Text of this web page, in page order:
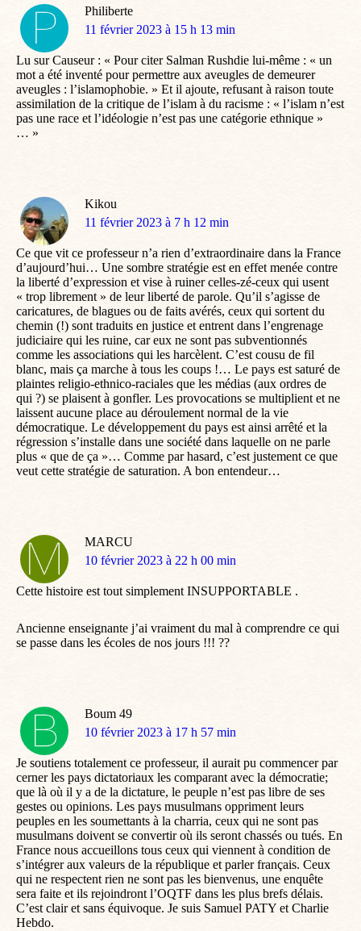
Philiberte
dit
11 février 2023 à 15 h 13 min
Lu sur Causeur : « Pour citer Salman Rushdie lui-même : « un
mot a été inventé pour permettre aux aveugles de demeurer
aveugles : l’islamophobie. » Et il ajoute, refusant à raison toute
assimilation de la critique de l’islam à du racisme : « l’islam n’est
pas une race et l’idéologie n’est pas une catégorie ethnique »
… »
Kikou
dit
11 février 2023 à 7 h 12 min
Ce que vit ce professeur n’a rien d’extraordinaire dans la France
d’aujourd’hui… Une sombre stratégie est en effet menée contre
la liberté d’expression et vise à ruiner celles-zé-ceux qui usent
« trop librement » de leur liberté de parole. Qu’il s’agisse de
caricatures, de blagues ou de faits avérés, ceux qui sortent du
chemin (!) sont traduits en justice et entrent dans l’engrenage
judiciaire qui les ruine, car eux ne sont pas subventionnés
comme les associations qui les harcèlent. C’est cousu de fil
blanc, mais ça marche à tous les coups !… Le pays est saturé de
plaintes religio-ethnico-raciales que les médias (aux ordres de
qui ?) se plaisent à gonfler. Les provocations se multiplient et ne
laissent aucune place au déroulement normal de la vie
démocratique. Le développement du pays est ainsi arrêté et la
régression s’installe dans une société dans laquelle on ne parle
plus « que de ça »… Comme par hasard, c’est justement ce que
veut cette stratégie de saturation. A bon entendeur…
MARCU
dit
10 février 2023 à 22 h 00 min
Cette histoire est tout simplement INSUPPORTABLE .
Ancienne enseignante j’ai vraiment du mal à comprendre ce qui
se passe dans les écoles de nos jours !!! ??
Boum 49
dit
10 février 2023 à 17 h 57 min
Je soutiens totalement ce professeur, il aurait pu commencer par
cerner les pays dictatoriaux les comparant avec la démocratie;
que là où il y a de la dictature, le peuple n’est pas libre de ses
gestes ou opinions. Les pays musulmans oppriment leurs
peuples en les soumettants à la charria, ceux qui ne sont pas
musulmans doivent se convertir où ils seront chassés ou tués. En
France nous accueillons tous ceux qui viennent à condition de
s’intégrer aux valeurs de la république et parler français. Ceux
qui ne respectent rien ne sont pas les bienvenus, une enquête
sera faite et ils rejoindront l’OQTF dans les plus brefs délais.
C’est clair et sans équivoque. Je suis Samuel PATY et Charlie
Hebdo.